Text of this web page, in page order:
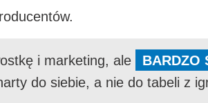
i marketing, ale
BARDZO
do siebie, a nie do tabeli z